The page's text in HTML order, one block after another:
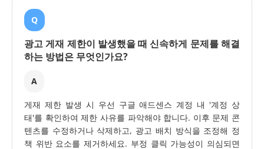
Q
광고 게재 제한이 발생했을 때 신속하게 문제를 해결
하는 방법은 무엇인가요?
A
게재 제한 발생 시 우선 구글 애드센스 계정 내 '계정 상
태'를 확인하여 제한 사유를 파악해야 합니다. 이후 문제 콘
텐츠를 수정하거나 삭제하고, 광고 배치 방식을 조정해 정
책 위반 요소를 제거하세요. 부정 클릭 가능성이 의심되면